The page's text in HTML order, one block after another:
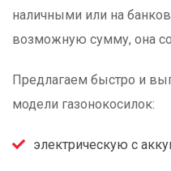
наличными или на
возможную сумму, она
Предлагаем быстро и
модели газонокосилок:
электрическую с